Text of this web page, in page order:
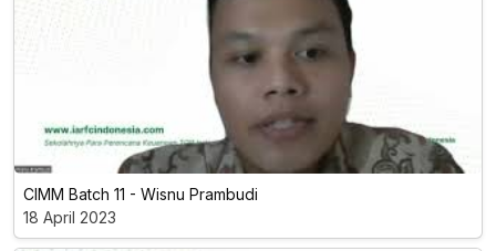
CIMM Batch 11 - Wisnu Prambudi
18 April 2023